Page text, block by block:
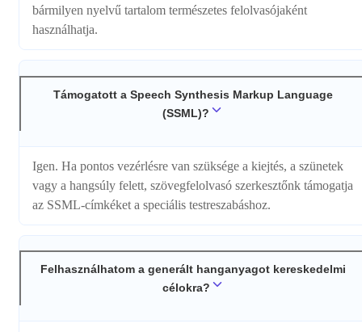
bármilyen nyelvű tartalom természetes felolvasójaként
használhatja.
Támogatott a Speech Synthesis Markup Language
(SSML)?
Igen. Ha pontos vezérlésre van szüksége a kiejtés, a szünetek
vagy a hangsúly felett, szövegfelolvasó szerkesztőnk támogatja
az SSML-címkéket a speciális testreszabáshoz.
Felhasználhatom a generált hanganyagot kereskedelmi
célokra?